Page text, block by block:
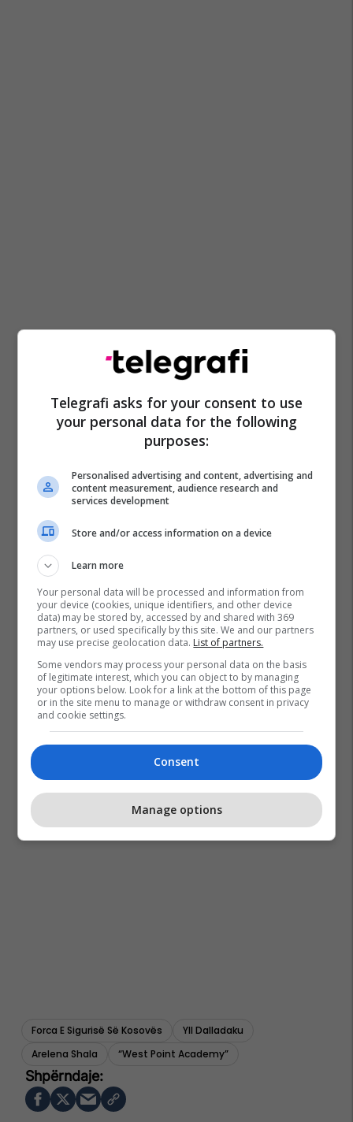
Forca E Sigurisë Së Kosovës
Yll Dalladaku
Arelena Shala
“west Point Academy”
Telegrafi asks for your consent to use
your personal data for the following
purposes:
Personalised advertising and content, advertising and
content measurement, audience research and
services development
Store and/or access information on a device
Learn more
Your personal data will be processed and information from
your device (cookies, unique identifiers, and other device
data) may be stored by, accessed by and shared with 369
partners, or used specifically by this site. We and our partners
may use precise geolocation data. List of partners.
Some vendors may process your personal data on the basis
of legitimate interest, which you can object to by managing
your options below. Look for a link at the bottom of this page
or in the site menu to manage or withdraw consent in privacy
and cookie settings.
Consent
Manage options